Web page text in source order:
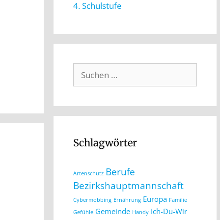
4. Schulstufe
Schlagwörter
Artenschutz Berufe
Bezirkshauptmannschaft
Cybermobbing Ernährung Europa Familie
Gefühle Gemeinde Handy Ich-Du-Wir